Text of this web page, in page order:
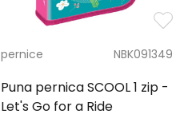
pernice NBK091349
Puna pernica SCOOL 1 zip -
Let's Go for a Ride